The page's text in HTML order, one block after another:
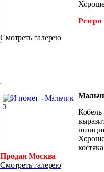
Смотреть галерею
Кобель
Продан Москва
Смотреть галерею